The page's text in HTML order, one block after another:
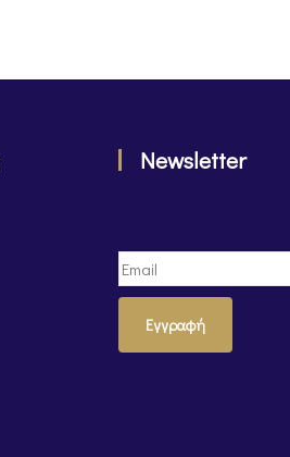
Newsletter
Εγγραφή